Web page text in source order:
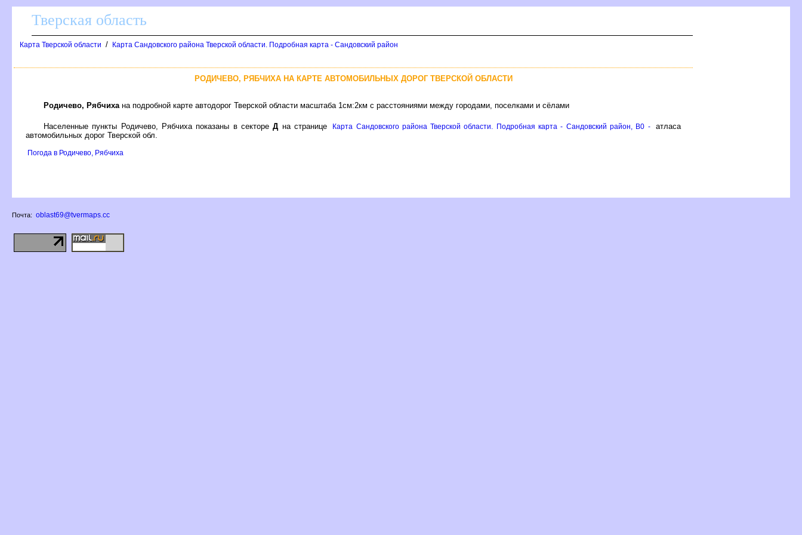
Тверская область
Карта Тверской области / Карта Сандовского района Тверской области. Подробная карта - Сандовский район
РОДИЧЕВО, РЯБЧИХА НА КАРТЕ АВТОМОБИЛЬНЫХ ДОРОГ ТВЕРСКОЙ ОБЛАСТИ
Родичево, Рябчиха на подробной карте автодорог Тверской области масштаба 1см:2км с расстояниями между городами, поселками и сёлами
Населенные пункты Родичево, Рябчиха показаны в сектореД на странице Карта Сандовского района Тверской области. Подробная карта - Сандовский район, B0 -
атласа
автомобильных дорог Тверской обл.
Погода в Родичево, Рябчиха
Почта: oblast69@tvermaps.cc